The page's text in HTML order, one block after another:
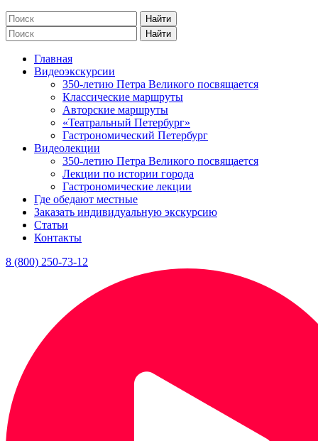
Найти
Найти
Главная
Видеоэкскурсии
350-летию Петра Великого посвящается
Классические маршруты
Авторские маршруты
«Театральный Петербург»
Гастрономический Петербург
Видеолекции
350-летию Петра Великого посвящается
Лекции по истории города
Гастрономические лекции
Где обедают местные
Заказать индивидуальную экскурсию
Статьи
Контакты
8 (800) 250-73-12